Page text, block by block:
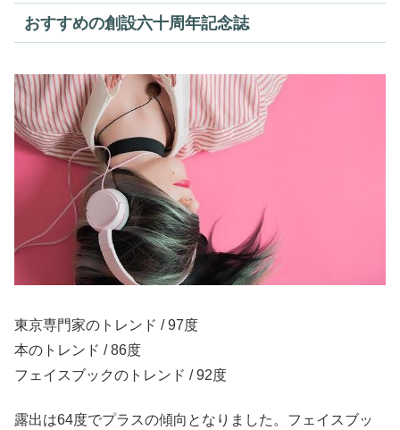
おすすめの創設六十周年記念誌
東京専門家のトレンド / 97度
本のトレンド / 86度
フェイスブックのトレンド / 92度
露出は64度でプラスの傾向となりました。フェイスブッ